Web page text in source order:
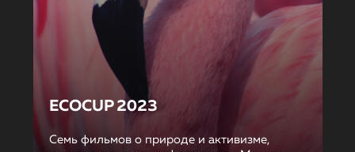
ECOCUP 2023
Семь фильмов о природе и активизме,